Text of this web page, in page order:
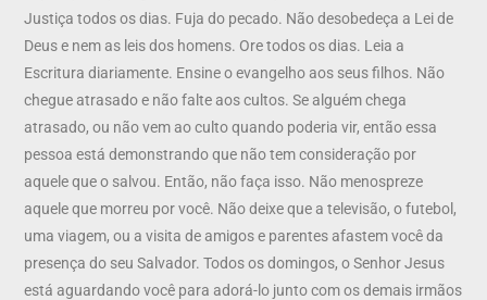
Justiça todos os dias. Fuja do pecado. Não desobedeça a Lei de
Deus e nem as leis dos homens. Ore todos os dias. Leia a
Escritura diariamente. Ensine o evangelho aos seus filhos. Não
chegue atrasado e não falte aos cultos. Se alguém chega
atrasado, ou não vem ao culto quando poderia vir, então essa
pessoa está demonstrando que não tem consideração por
aquele que o salvou. Então, não faça isso. Não menospreze
aquele que morreu por você. Não deixe que a televisão, o futebol,
uma viagem, ou a visita de amigos e parentes afastem você da
presença do seu Salvador. Todos os domingos, o Senhor Jesus
está aguardando você para adorá-lo junto com os demais irmãos